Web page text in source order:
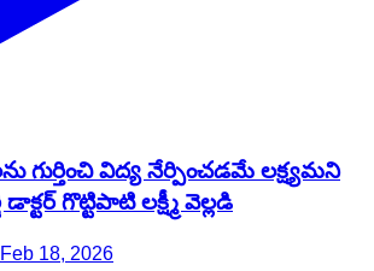
గుర్తించి విద్య నేర్పించడమే లక్ష్యమని
గొట్టిపాటి లక్ష్మీ వెల్లడి
18, 2026